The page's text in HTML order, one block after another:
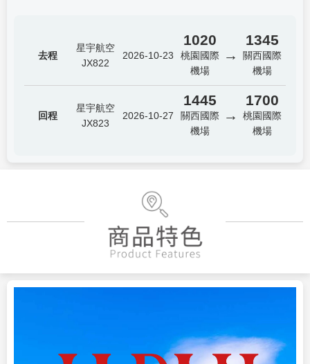
去程
星宇航空
JX822
2026-10-23
1020
桃園國際
機場
→
1345
關西國際
機場
回程
星宇航空
JX823
2026-10-27
1445
關西國際
機場
→
1700
桃園國際
機場